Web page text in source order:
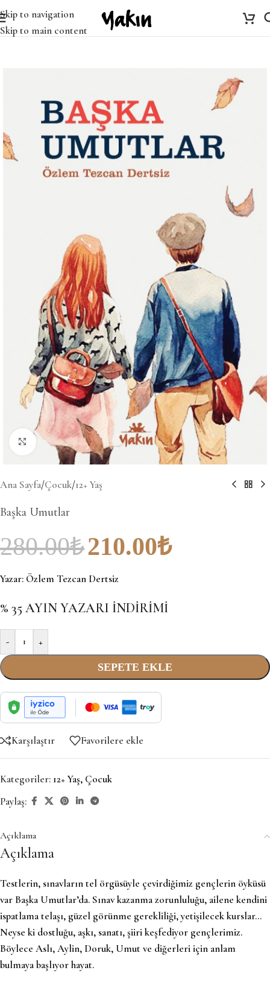
Skip to navigation
Skip to main content
Büyütmek için tıklayın
Ana Sayfa/Çocuk/12+ Yaş
Başka Umutlar
280.00₺210.00₺
Yazar: Özlem Tezcan Dertsiz
% 35 AYIN YAZARI İNDİRİMİ
- +
SEPETE EKLE
Karşılaştır Favorilere ekle
Kategoriler: 12+ Yaş, Çocuk
Paylaş:
Açıklama
Açıklama
Testlerin, sınavların tel örgüsüyle çevirdiğimiz gençlerin öyküsü
var Başka Umutlar’da. Sınav kazanma zorunluluğu, ailene kendini
ispatlama telaşı, güzel görünme gerekliliği, yetişilecek kurslar…
Neyse ki dostluğu, aşkı, sanatı, şiiri keşfediyor gençlerimiz.
Böylece Aslı, Aylin, Doruk, Umut ve diğerleri için anlam
bulmaya başlıyor hayat.